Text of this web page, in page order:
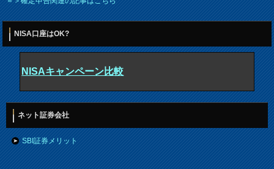
NISA口座はOK?
NISAキャンペーン比較
ネット証券会社
SBI証券メリット